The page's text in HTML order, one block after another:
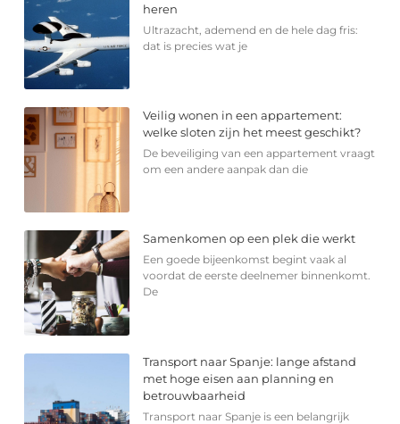
heren
Ultrazacht, ademend en de hele dag fris:
dat is precies wat je
Veilig wonen in een appartement:
welke sloten zijn het meest geschikt?
De beveiliging van een appartement vraagt
om een andere aanpak dan die
Samenkomen op een plek die werkt
Een goede bijeenkomst begint vaak al
voordat de eerste deelnemer binnenkomt.
De
Transport naar Spanje: lange afstand
met hoge eisen aan planning en
betrouwbaarheid
Transport naar Spanje is een belangrijk